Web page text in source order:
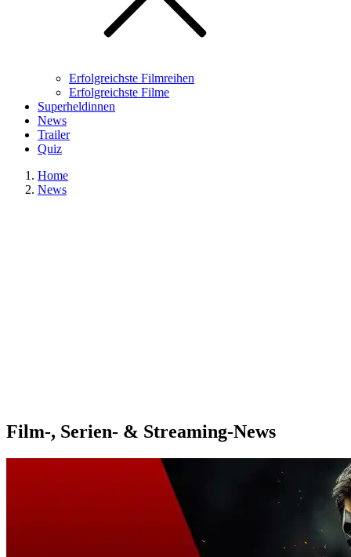
Erfolgreichste Filmreihen
Erfolgreichste Filme
Superheldinnen
News
Trailer
Quiz
Home
News
Film-, Serien- & Streaming-News